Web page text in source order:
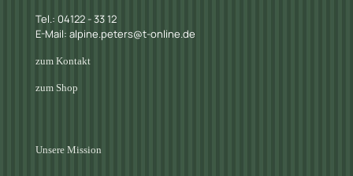
Tel.: 04122 - 33 12
E-Mail: alpine.peters@t-online.de
zum Kontakt
zum Shop
Unsere Mission